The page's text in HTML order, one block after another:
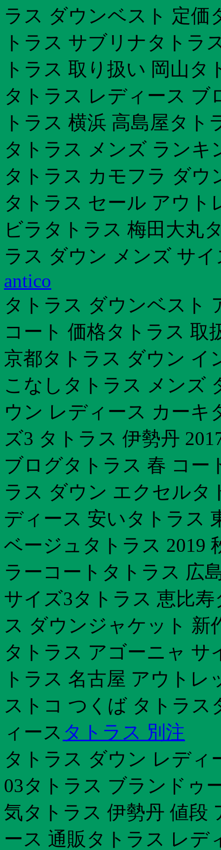
ラス ダウンベスト 定価
トラス サブリナタトラ
トラス 取り扱い 岡山
タトラス レディース
トラス 横浜 高島屋タ
タトラス メンズ ラン
タトラス カモフラ ダウ
タトラス セール アウ
ビラタトラス 梅田大丸
ラス ダウン メンズ サイ
antico
タトラス ダウンベスト
コート 価格タトラス 取
京都タトラス ダウン イ
こなしタトラス メンズ
ウン レディース カーキ
ズ3 タトラス 伊勢丹
ブログタトラス 春 コー
ラス ダウン エクセルタ
ディース 安いタトラス
ベージュタトラス 2019
ラーコートタトラス 広
サイズ3タトラス 恵比
ス ダウンジャケット 新
タトラス アゴーニャ
トラス 名古屋 アウト
ストコ つくば タトラス
ィース タトラス 別注
タトラス ダウン レデ
03タトラス ブランドゥ
気タトラス 伊勢丹 値段
ース 通販タトラス レデ